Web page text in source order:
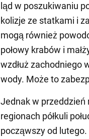
ląd w poszukiwaniu
kolizje ze statkami i
mogą również
połowy krabów i
wzdłuż zachodniego
wody. Może to
Jednak w
regionach półkuli
począwszy od